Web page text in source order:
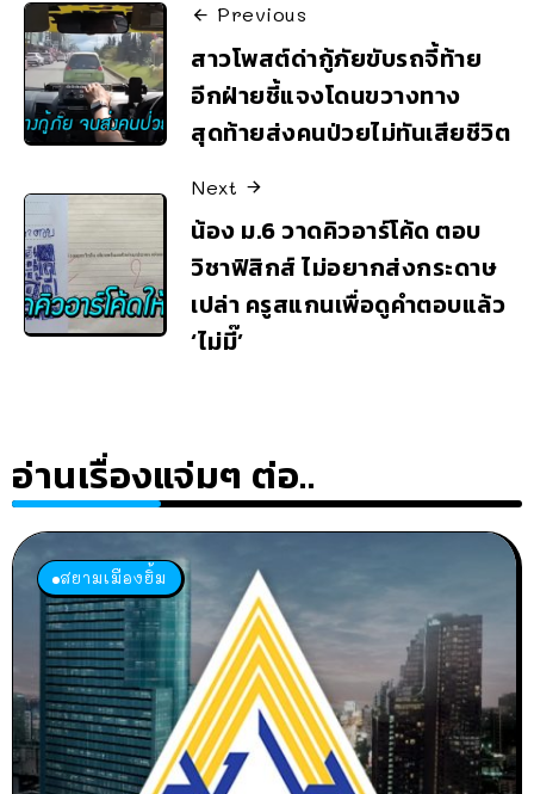
Previous
สาวโพสต์ด่ากู้ภัยขับรถจี้ท้าย
อีกฝ่ายชี้แจงโดนขวางทาง
สุดท้ายส่งคนป่วยไม่ทันเสียชีวิต
Next
น้อง ม.6 วาดคิวอาร์โค้ด ตอบ
วิชาฟิสิกส์ ไม่อยากส่งกระดาษ
เปล่า ครูสแกนเพื่อดูคำตอบแล้ว
‘ไม่มี๊’
อ่านเรื่องแจ่มๆ ต่อ..
สยามเมืองยิ้ม